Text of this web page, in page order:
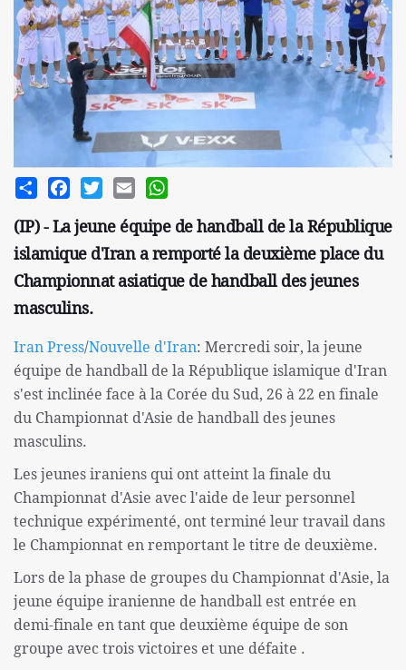
Share FacebookTwitterEmail
(IP) - La jeune équipe de handball de la République
islamique d'Iran a remporté la deuxième place du
Championnat asiatique de handball des jeunes
masculins.
Iran Press/Nouvelle d'Iran: Mercredi soir, la jeune
équipe de handball de la République islamique d'Iran
s'est inclinée face à la Corée du Sud, 26 à 22 en finale
du Championnat d'Asie de handball des jeunes
masculins.
Les jeunes iraniens qui ont atteint la finale du
Championnat d'Asie avec l'aide de leur personnel
technique expérimenté, ont terminé leur travail dans
le Championnat en remportant le titre de deuxième.
Lors de la phase de groupes du Championnat d'Asie, la
jeune équipe iranienne de handball est entrée en
demi-finale en tant que deuxième équipe de son
groupe avec trois victoires et une défaite .